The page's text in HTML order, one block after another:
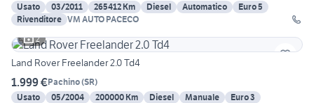
Usato
03/2011 265412 Km Diesel Automatico
Euro 5
Rivenditore VM AUTO PACECO
2
Land Rover Freelander 2.0 Td4
1.999 €Pachino(SR)
Usato
05/2004 200000 Km Diesel Manuale
Euro 3